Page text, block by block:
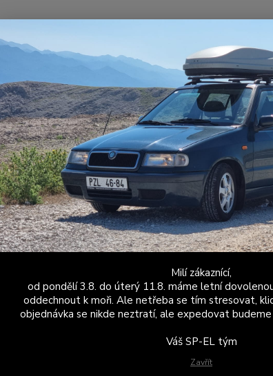
Hledat
Úvod Výfuky Levné sportovní výfuky Průchozí střední
Průchozí střední díl výfuku
trubka (trojúhelníková
Milí zákaznící,
od pondělí 3.8. do úterý 11.8. máme letní
oddechnout k moři. Ale netřeba se tím stresovat,
objednávka se nikde neztratí, ale expedovat
Váš SP-EL tým
Zavřít